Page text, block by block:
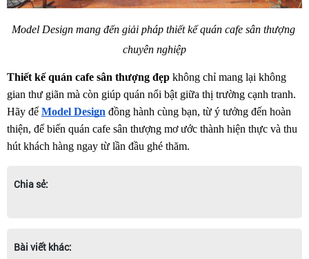
Model Design mang đến giải pháp thiết kế quán cafe sân thượng
chuyên nghiệp
Thiết kế quán cafe sân thượng đẹp không chỉ mang lại không
gian thư giãn mà còn giúp quán nổi bật giữa thị trường cạnh tranh.
Hãy để Model Design đồng hành cùng bạn, từ ý tưởng đến hoàn
thiện, để biến quán cafe sân thượng mơ ước thành hiện thực và thu
hút khách hàng ngay từ lần đầu ghé thăm.
Chia sẻ:
Bài viết khác: